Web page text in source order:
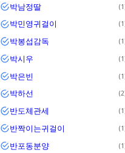
박남정딸 1
박민영귀걸이 1
박봉섭감독 1
박시우 1
박은빈 1
박하선 2
반도체관세 1
반짝이는귀걸이 1
반포동분양 1